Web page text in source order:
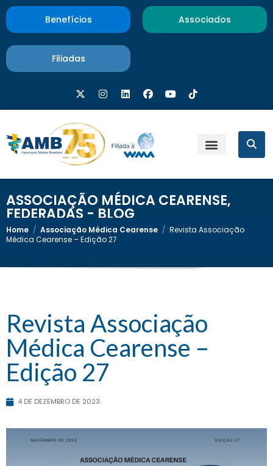
Benefícios Associados
Filiadas
ASSOCIAÇÃO MÉDICA CEARENSE,
FEDERADAS - BLOG
Home / Associação Médica Cearense / Revista Associação
Médica Cearense – Edição 27
Revista Associação
Médica Cearense –
Edição 27
4 DE DEZEMBRO DE 2023